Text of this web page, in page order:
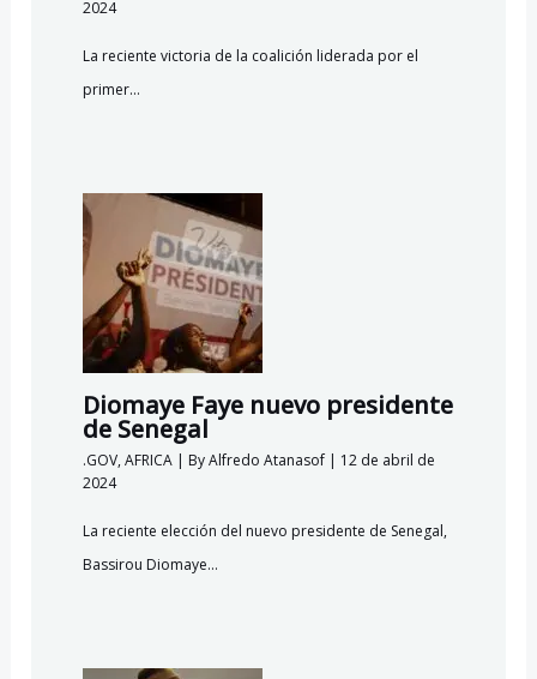
2024
La reciente victoria de la coalición liderada por el
primer…
Diomaye Faye nuevo presidente
de Senegal
.GOV,AFRICA| ByAlfredo Atanasof | 12 de abril de
2024
La reciente elección del nuevo presidente de Senegal,
Bassirou Diomaye…